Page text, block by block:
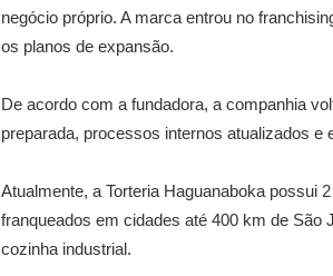
negócio próprio. A marca entrou no
os planos de expansão.
De acordo com a fundadora, a companhia
preparada, processos internos atualizados e
Atualmente, a Torteria Haguanaboka possui
franqueados em cidades até 400 km de
cozinha industrial.